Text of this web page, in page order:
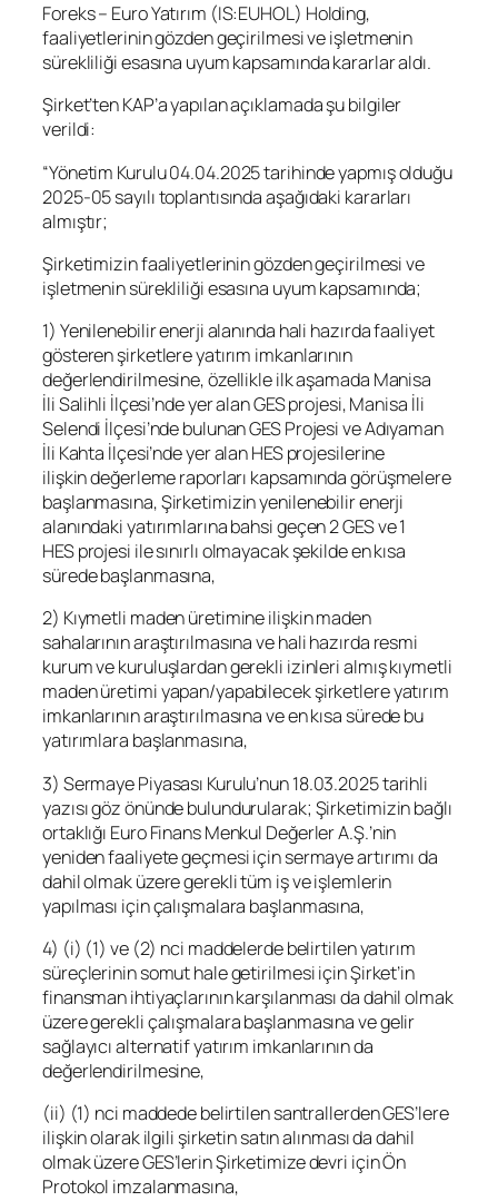
Foreks – Euro Yatırım (IS:EUHOL) Holding,
faaliyetlerinin gözden geçirilmesi ve işletmenin
sürekliliği esasına uyum kapsamında kararlar aldı.
Şirket’ten KAP’a yapılan açıklamada şu bilgiler
verildi:
“Yönetim Kurulu 04.04.2025 tarihinde yapmış olduğu
2025-05 sayılı toplantısında aşağıdaki kararları
almıştır;
Şirketimizin faaliyetlerinin gözden geçirilmesi ve
işletmenin sürekliliği esasına uyum kapsamında;
1) Yenilenebilir enerji alanında hali hazırda faaliyet
gösteren şirketlere yatırım imkanlarının
değerlendirilmesine, özellikle ilk aşamada Manisa
İli Salihli İlçesi’nde yer alan GES projesi, Manisa İli
Selendi İlçesi’nde bulunan GES Projesi ve Adıyaman
İli Kahta İlçesi’nde yer alan HES projesilerine
ilişkin değerleme raporları kapsamında görüşmelere
başlanmasına, Şirketimizin yenilenebilir enerji
alanındaki yatırımlarına bahsi geçen 2 GES ve 1
HES projesi ile sınırlı olmayacak şekilde en kısa
sürede başlanmasına,
2) Kıymetli maden üretimine ilişkin maden
sahalarının araştırılmasına ve hali hazırda resmi
kurum ve kuruluşlardan gerekli izinleri almış kıymetli
maden üretimi yapan/yapabilecek şirketlere yatırım
imkanlarının araştırılmasına ve en kısa sürede bu
yatırımlara başlanmasına,
3) Sermaye Piyasası Kurulu’nun 18.03.2025 tarihli
yazısı göz önünde bulundurularak; Şirketimizin bağlı
ortaklığı Euro Finans Menkul Değerler A.Ş.’nin
yeniden faaliyete geçmesi için sermaye artırımı da
dahil olmak üzere gerekli tüm iş ve işlemlerin
yapılması için çalışmalara başlanmasına,
4) (i) (1) ve (2) nci maddelerde belirtilen yatırım
süreçlerinin somut hale getirilmesi için Şirket’in
finansman ihtiyaçlarının karşılanması da dahil olmak
üzere gerekli çalışmalara başlanmasına ve gelir
sağlayıcı alternatif yatırım imkanlarının da
değerlendirilmesine,
(ii) (1) nci maddede belirtilen santrallerden GES’lere
ilişkin olarak ilgili şirketin satın alınması da dahil
olmak üzere GES’lerin Şirketimize devri için Ön
Protokol imzalanmasına,